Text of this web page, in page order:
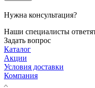
Нужна консультация?
Наши специалисты
Задать вопрос
Каталог
Акции
Условия доставки
Компания